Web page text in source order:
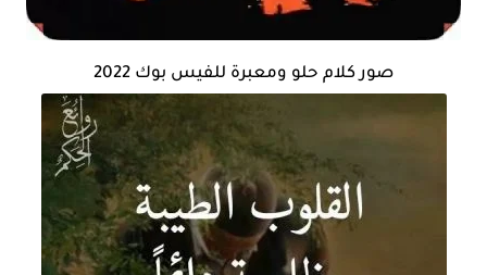
صور كلام حلو ومعبرة للفيس بوك 2022